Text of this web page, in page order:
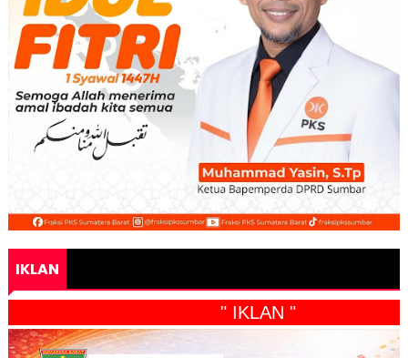
IKLAN
" IKLAN "